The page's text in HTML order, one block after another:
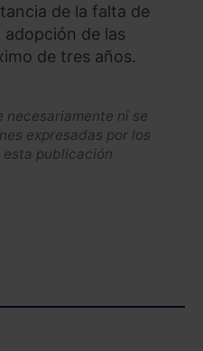
de la falta de
de las
de tres años.
necesariamente ni se
expresadas por los
publicación